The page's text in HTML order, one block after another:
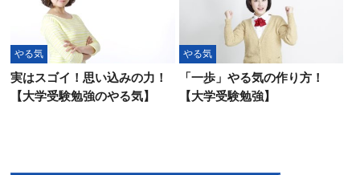
やる気
実はスゴイ！思い込みの力！
【大学受験勉強のやる気】
やる気
「一歩」やる気の作り方！
【大学受験勉強】